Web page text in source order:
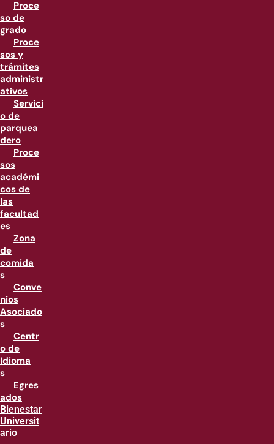
Proce
so de
grado
Proce
sos y
trámites
administr
ativos
Servici
o de
parquea
dero
Proce
sos
académi
cos de
las
facultad
es
Zona
de
comida
s
Conve
nios
Asociado
s
Centr
o de
Idioma
s
Egres
ados
Bienestar
Universit
ario